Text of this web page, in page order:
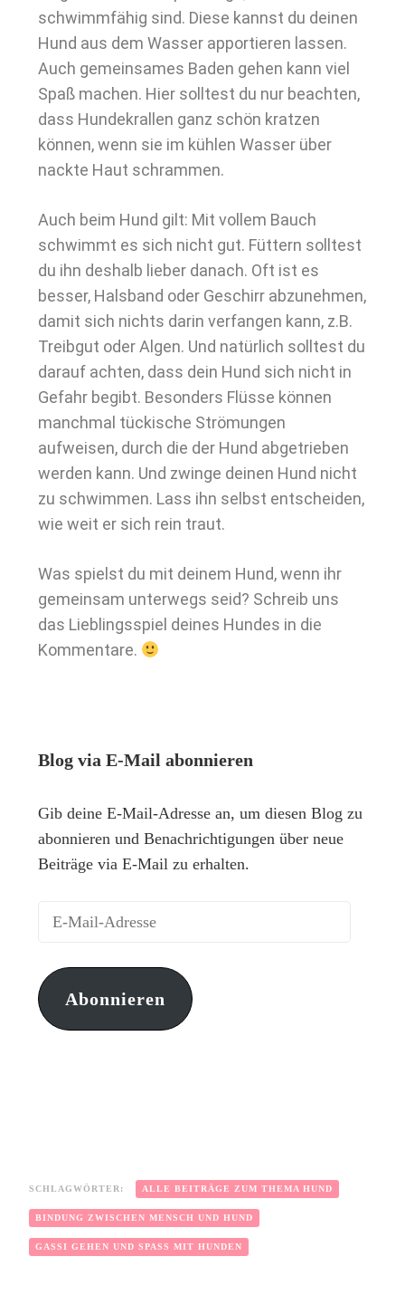
schwimmfähig sind. Diese kannst du deinen
Hund aus dem Wasser apportieren lassen.
Auch gemeinsames Baden gehen kann viel
Spaß machen. Hier solltest du nur beachten,
dass Hundekrallen ganz schön kratzen
können, wenn sie im kühlen Wasser über
nackte Haut schrammen.
Auch beim Hund gilt: Mit vollem Bauch
schwimmt es sich nicht gut. Füttern solltest
du ihn deshalb lieber danach. Oft ist es
besser, Halsband oder Geschirr abzunehmen,
damit sich nichts darin verfangen kann, z.B.
Treibgut oder Algen. Und natürlich solltest du
darauf achten, dass dein Hund sich nicht in
Gefahr begibt. Besonders Flüsse können
manchmal tückische Strömungen
aufweisen, durch die der Hund abgetrieben
werden kann. Und zwinge deinen Hund nicht
zu schwimmen. Lass ihn selbst entscheiden,
wie weit er sich rein traut.
Was spielst du mit deinem Hund, wenn ihr
gemeinsam unterwegs seid? Schreib uns
das Lieblingsspiel deines Hundes in die
Kommentare.
Blog via E-Mail abonnieren
Gib deine E-Mail-Adresse an, um diesen Blog zu
abonnieren und Benachrichtigungen über neue
Beiträge via E-Mail zu erhalten.
Abonnieren
SCHLAGWÖRTER: ALLE BEITRÄGE ZUM THEMA HUND
BINDUNG ZWISCHEN MENSCH UND HUND
GASSI GEHEN UND SPASS MIT HUNDEN